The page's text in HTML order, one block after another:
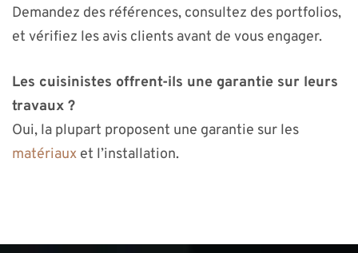
Demandez des références, consultez des portfolios,
et vérifiez les avis clients avant de vous engager.
Les cuisinistes offrent-ils une garantie sur leurs
travaux ?
Oui, la plupart proposent une garantie sur les
matériaux et l’installation.